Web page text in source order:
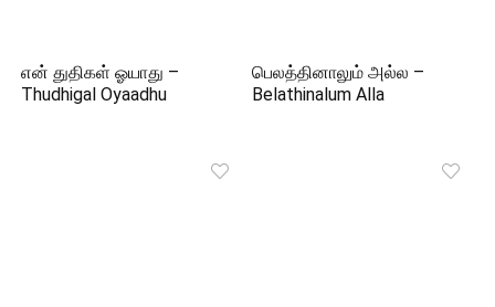
என் துதிகள் ஓயாது –
Thudhigal Oyaadhu
பெலத்தினாலும் அல்ல –
Belathinalum Alla